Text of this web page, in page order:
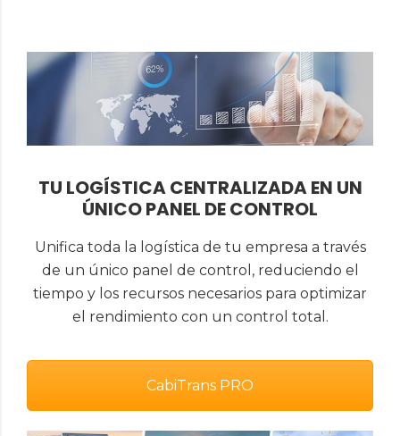
TU LOGÍSTICA CENTRALIZADA EN UN
ÚNICO PANEL DE CONTROL
Unifica toda la logística de tu empresa a través
de un único panel de control, reduciendo el
tiempo y los recursos necesarios para optimizar
el rendimiento con un control total.
CabiTrans PRO